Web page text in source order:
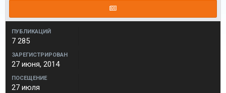
ПУБЛИКАЦИЙ
7 285
ЗАРЕГИСТРИРОВАН
27 июня, 2014
ПОСЕЩЕНИЕ
27 июля